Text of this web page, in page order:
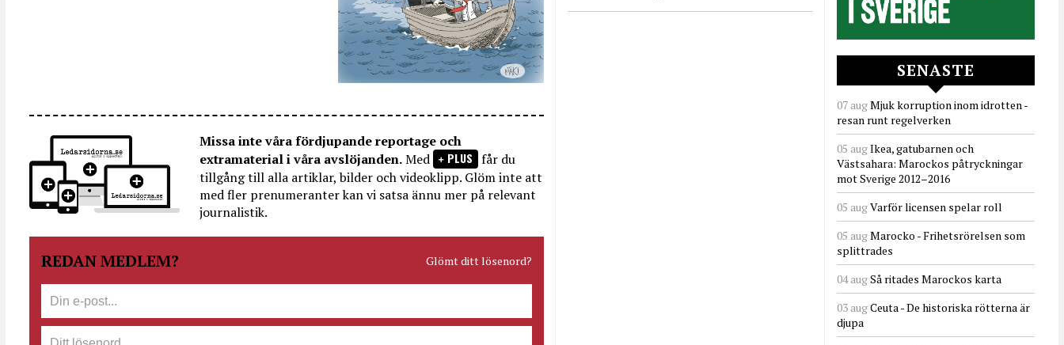
Missa inte våra fördjupande reportage och
extramaterial i våra avslöjanden.Med PLUS får du
tillgång till alla artiklar, bilder och videoklipp. Glöm inte att
med fler prenumeranter kan vi satsa ännu mer på relevant
journalistik.
REDAN MEDLEM? Glömt ditt lösenord?
SENASTE
07 augMjuk korruption inom idrotten -
resan runt regelverken
05 augIkea, gatubarnen och
Västsahara: Marockos påtryckningar
mot Sverige 2012–2016
05 augVarför licensen spelar roll
05 augMarocko - Frihetsrörelsen som
splittrades
04 augSå ritades Marockos karta
03 augCeuta - De historiska rötterna är
djupa